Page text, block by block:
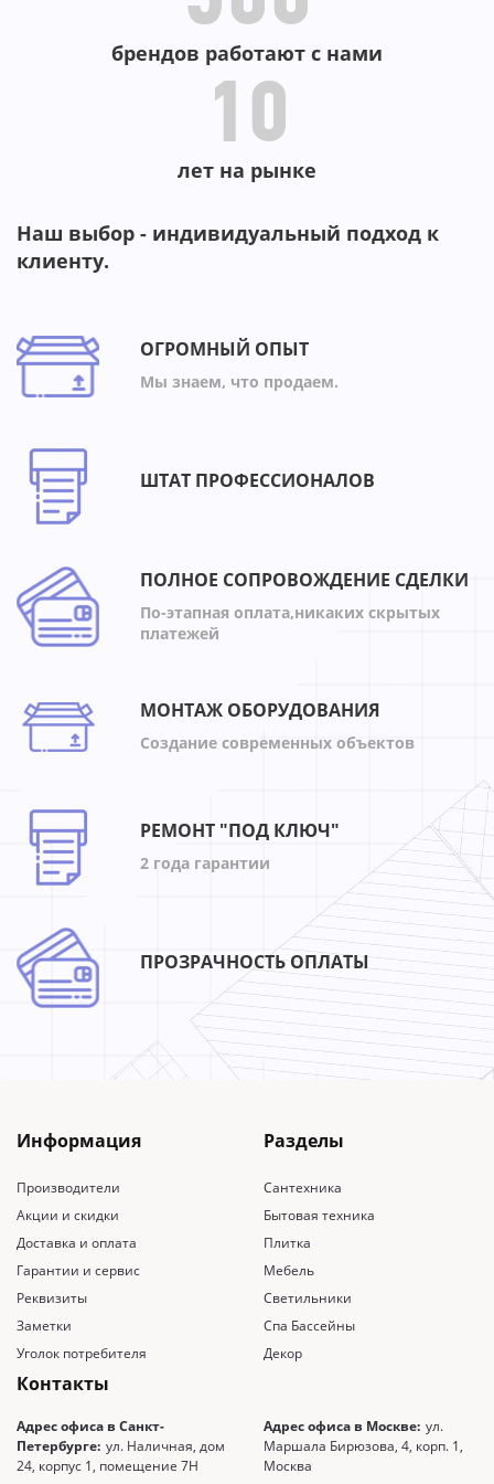
брендов работают с нами
10
лет на рынке
Наш выбор - индивидуальный подход к
клиенту.
ОГРОМНЫЙ ОПЫТ
Мы знаем, что продаем.
ШТАТ ПРОФЕССИОНАЛОВ
ПОЛНОЕ СОПРОВОЖДЕНИЕ СДЕЛКИ
По-этапная оплата,никаких скрытых
платежей
МОНТАЖ ОБОРУДОВАНИЯ
Создание современных объектов
РЕМОНТ "ПОД КЛЮЧ"
2 года гарантии
ПРОЗРАЧНОСТЬ ОПЛАТЫ
Информация
Производители
Акции и скидки
Доставка и оплата
Гарантии и сервис
Реквизиты
Заметки
Уголок потребителя
Разделы
Сантехника
Бытовая техника
Плитка
Мебель
Светильники
Спа Бассейны
Декор
Контакты
Адрес офиса в Санкт-
Петербурге: ул. Наличная, дом
24, корпус 1, помещение 7Н
Адрес офиса в Москве: ул.
Маршала Бирюзова, 4, корп. 1,
Москва